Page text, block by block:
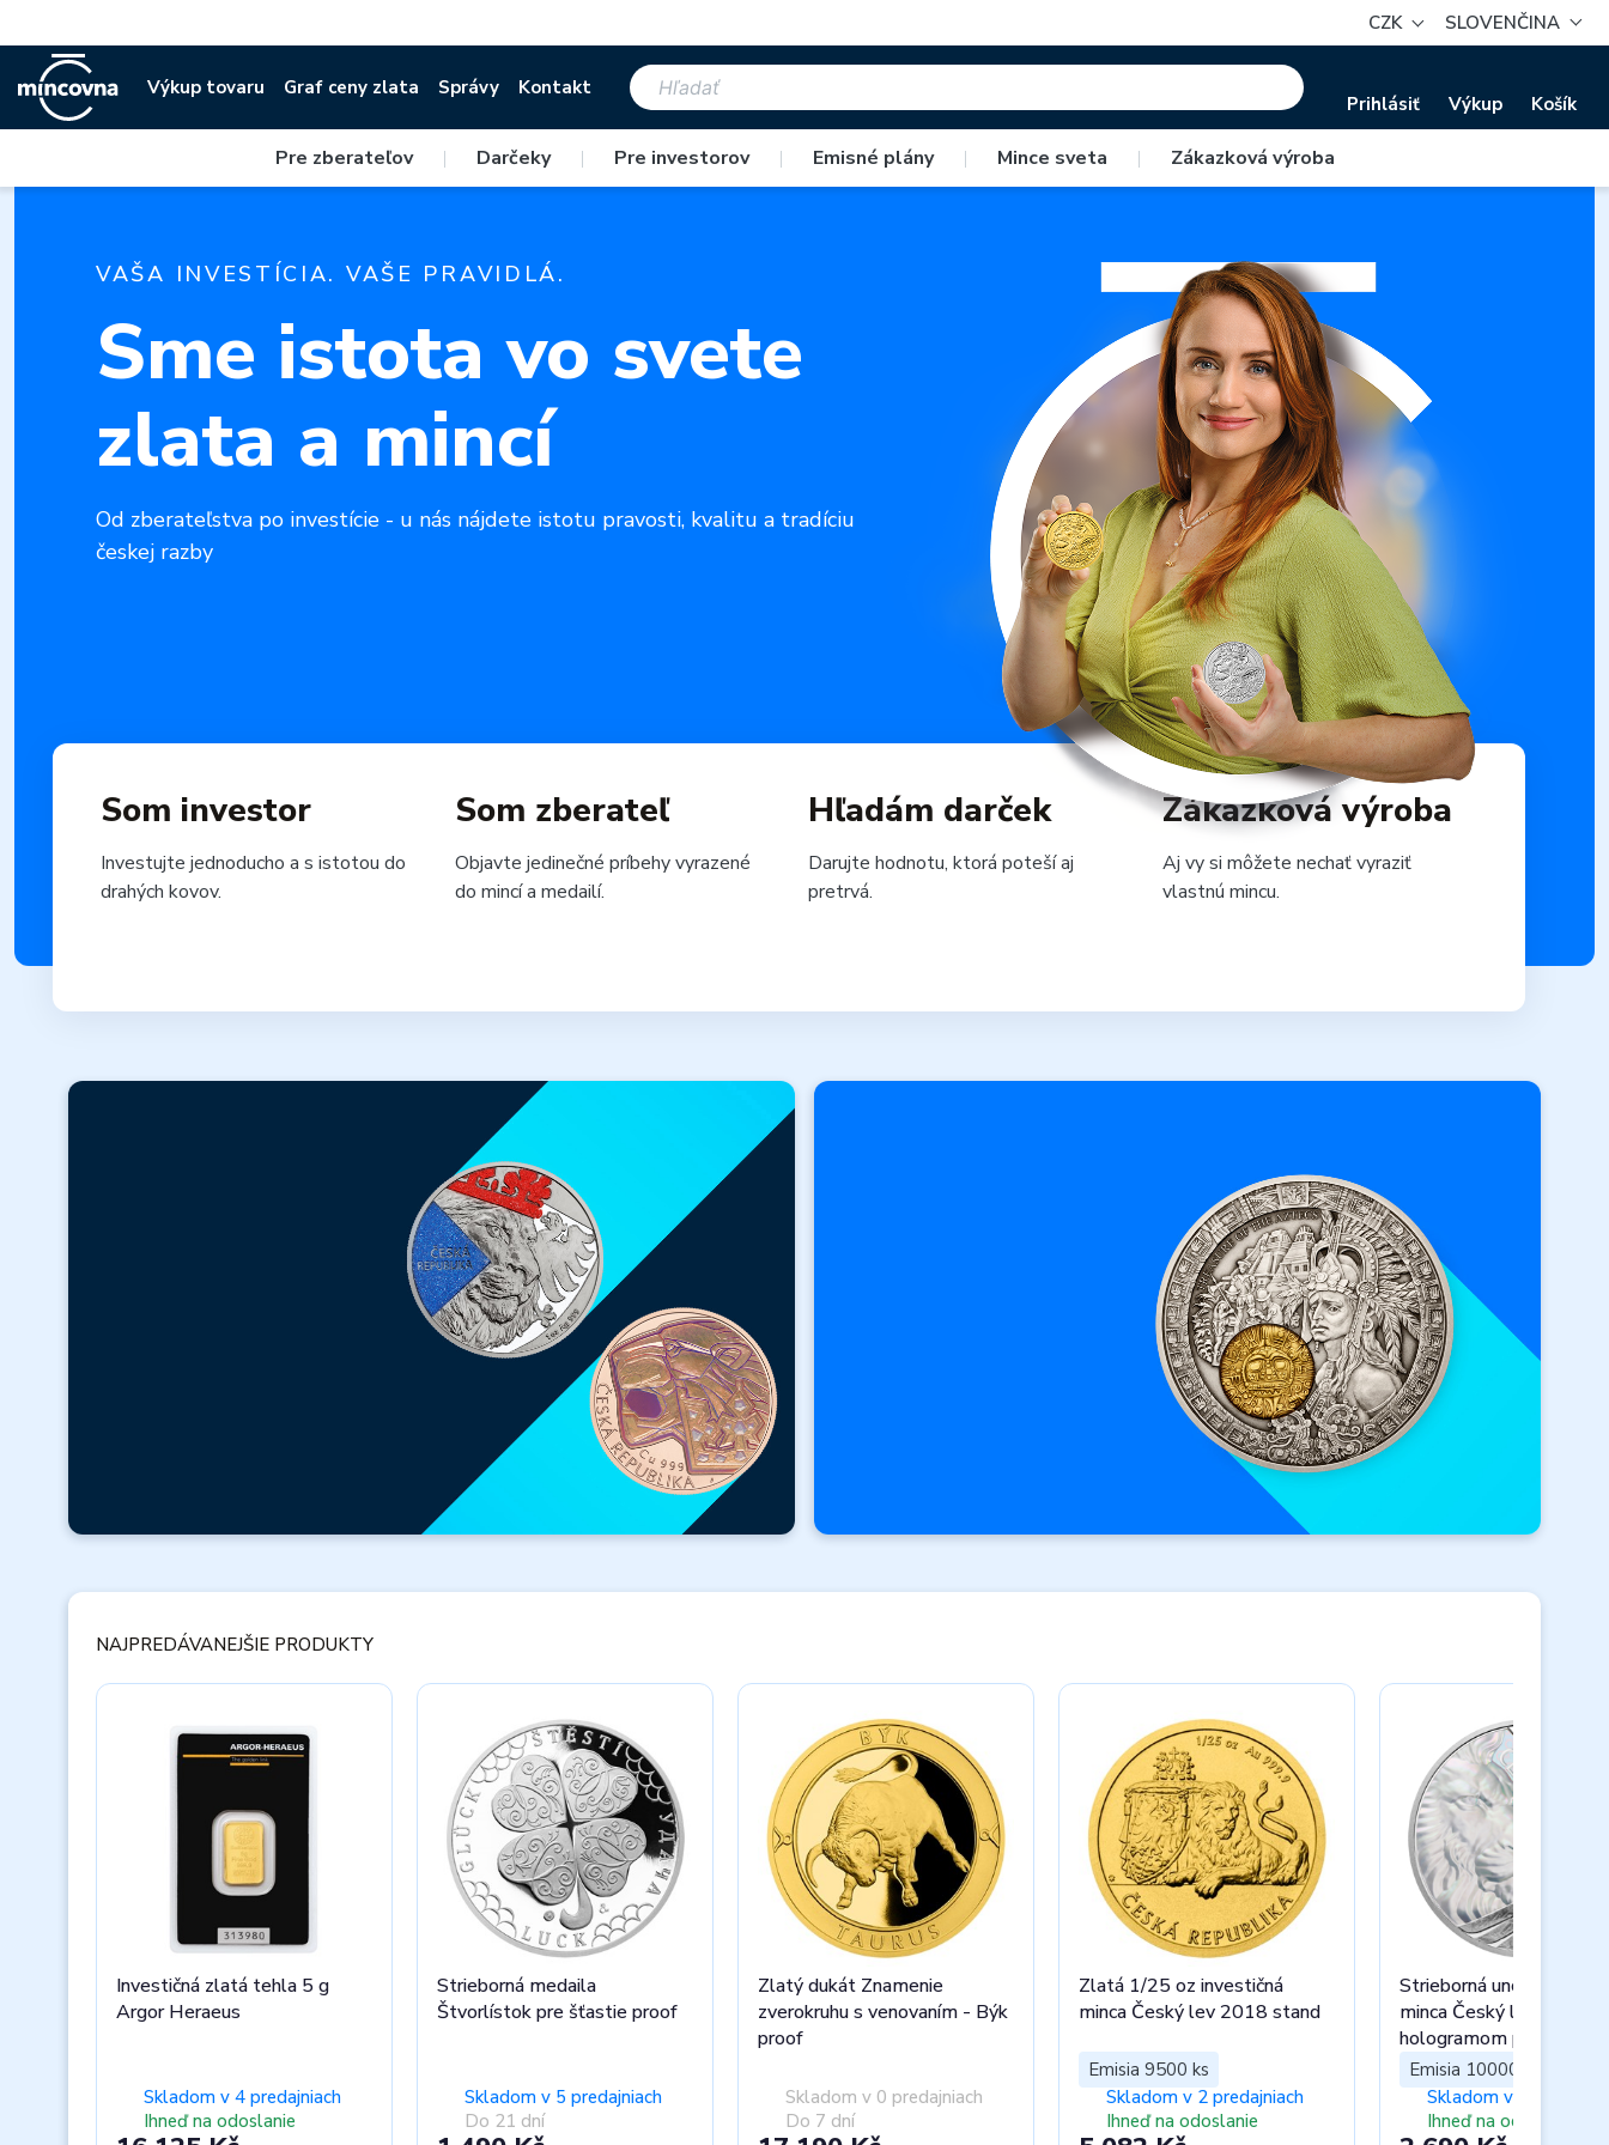
CZK SLOVENČINA
Výkup tovaru Graf ceny zlata Správy Kontakt
Prihlásiť Výkup Košík
Pre zberateľov | Darčeky | Pre investorov | Emisné plány | Mince sveta | Zákazková výroba
VAŠA INVESTÍCIA. VAŠE PRAVIDLÁ.
Sme istota vo svete
zlata a mincí
Od zberateľstva po investície - u nás nájdete istotu pravosti, kvalitu a tradíciu
českej razby
Som investor
Investujte jednoducho a s istotou do
drahých kovov.
Som zberateľ
Objavte jedinečné príbehy vyrazené
do mincí a medailí.
Hľadám darček
Darujte hodnotu, ktorá poteší aj
pretrvá.
Zákazková výroba
Aj vy si môžete nechať vyraziť
vlastnú mincu.
ZADARMO
darčeky k
nákupu!
Novinky
Prezrieť ponuku
NAJPREDÁVANEJŠIE PRODUKTY
Investičná zlatá tehla 5 g
Argor Heraeus
Skladom v 4 predajniach
Ihneď na odoslanie
Strieborná medaila
Štvorlístok pre šťastie proof
Skladom v 5 predajniach
Do 21 dní
Zlatý dukát Znamenie
zverokruhu s venovaním - Býk
proof
Skladom v 0 predajniach
Do 7 dní
Zlatá 1/25 oz investičná
minca Český lev 2018 stand
Emisia 9500 ks
Skladom v 2 predajniach
Ihneď na odoslanie
Strieborná uncová
minca Český lev 2023 s
hologramom proof
Emisia 10000 ks
Skladom v 5
Ihneď na odoslanie